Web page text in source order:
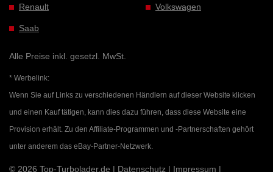
Renault
Saab
Volkswagen
Alle Preise inkl. gesetzl. MwSt.
* Werbelink:
Wenn Sie auf Links zu verschiedenen Händlern auf dieser Website klicken
und einen Kauf tätigen, kann dies dazu führen, dass diese Website eine
Provision erhält. Zu den Affiliate-Programmen und -Partnerschaften gehört
unter anderem das eBay-Partner-Netzwerk.
© 2026 Top-Turbolader.de | Datenschutz | Impressum |